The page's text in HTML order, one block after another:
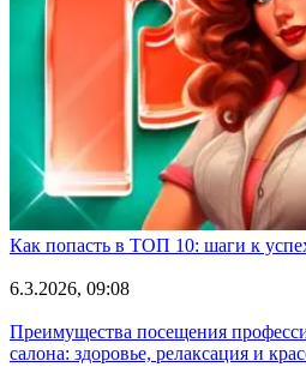
Как попасть в ТОП 10: шаги к
6.3.2026, 09:08
Преимущества посещения
салона: здоровье, релаксация и